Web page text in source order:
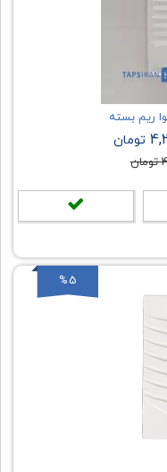
ریم بسته
تومان
تومان
%5